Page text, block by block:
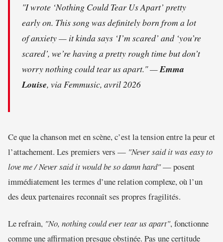
"I wrote ‘Nothing Could Tear Us Apart’ pretty
early on. This song was definitely born from a lot
of anxiety — it kinda says ‘I’m scared’ and ‘you’re
scared’, we’re having a pretty rough time but don’t
worry nothing could tear us apart."—Emma
Louise, via Femmusic, avril 2026
Ce que la chanson met en scène, c’est la tension entre la peur et
l’attachement. Les premiers vers — "Never said it was easy to
love me / Never said it would be so damn hard"— posent
immédiatement les termes d’une relation complexe, où l’un
des deux partenaires reconnaît ses propres fragilités.
Le refrain, "No, nothing could ever tear us apart", fonctionne
comme une affirmation presque obstinée. Pas une certitude